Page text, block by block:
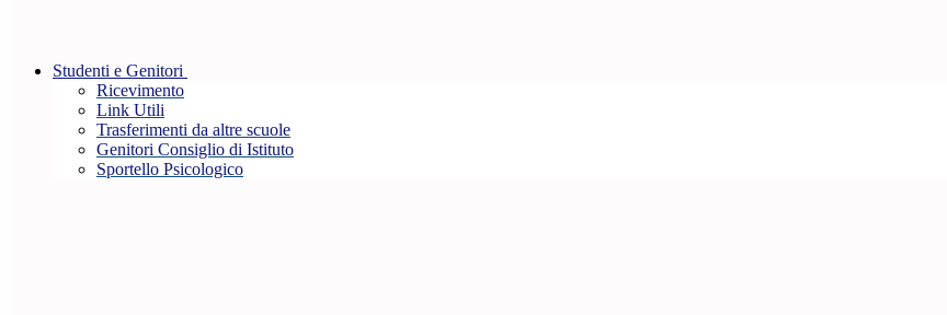
Studenti e Genitori
Ricevimento
Link Utili
Trasferimenti da altre scuole
Genitori Consiglio di Istituto
Sportello Psicologico